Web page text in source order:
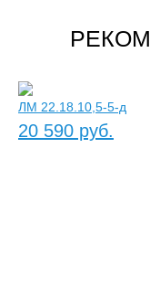
ЛМ 22.18.10,5-5-д
20 590 руб.